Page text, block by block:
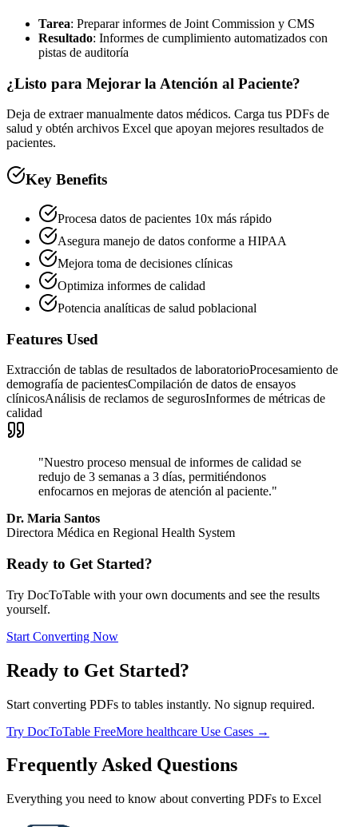
Tarea: Preparar informes de Joint Commission y CMS
Resultado: Informes de cumplimiento automatizados con
pistas de auditoría
¿Listo para Mejorar la Atención al Paciente?
Deja de extraer manualmente datos médicos. Carga tus PDFs de
salud y obtén archivos Excel que apoyan mejores resultados de
pacientes.
Key Benefits
Procesa datos de pacientes 10x más rápido
Asegura manejo de datos conforme a HIPAA
Mejora toma de decisiones clínicas
Optimiza informes de calidad
Potencia analíticas de salud poblacional
Features Used
Extracción de tablas de resultados de laboratorioProcesamiento de
demografía de pacientesCompilación de datos de ensayos
clínicosAnálisis de reclamos de segurosInformes de métricas de
calidad
"Nuestro proceso mensual de informes de calidad se
redujo de 3 semanas a 3 días, permitiéndonos
enfocarnos en mejoras de atención al paciente."
Dr. Maria Santos
Directora Médica en Regional Health System
Ready to Get Started?
Try DocToTable with your own documents and see the results
yourself.
Start Converting Now
Ready to Get Started?
Start converting PDFs to tables instantly. No signup required.
Try DocToTable FreeMore healthcare Use Cases →
Frequently Asked Questions
Everything you need to know about converting PDFs to Excel